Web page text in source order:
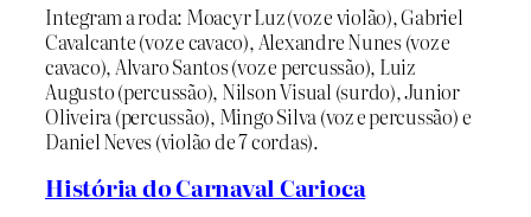
Integram a roda: Moacyr Luz (voz e violão), Gabriel
Cavalcante (voz e cavaco), Alexandre Nunes (voz e
cavaco), Alvaro Santos (voz e percussão), Luiz
Augusto (percussão), Nilson Visual (surdo), Junior
Oliveira (percussão), Mingo Silva (voz e percussão) e
Daniel Neves (violão de 7 cordas).
História do Carnaval Carioca